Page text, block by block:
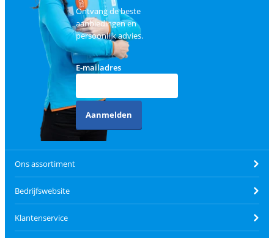
Ontvang de beste
aanbiedingen en
persoonlijk advies.
E-mailadres
Aanmelden
Ons assortiment
Bedrijfswebsite
Klantenservice